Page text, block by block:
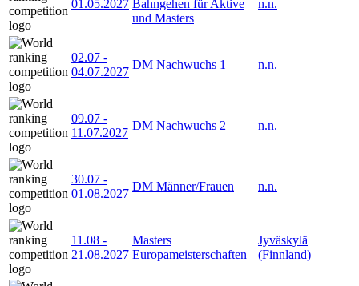
01.05.2027 Bahngehen für Aktive
und Masters
n.n.
02.07 -
04.07.2027
DM Nachwuchs 1 n.n.
09.07 -
11.07.2027
DM Nachwuchs 2 n.n.
30.07 -
01.08.2027
DM Männer/Frauen n.n.
11.08 -
21.08.2027
Masters
Europameisterschaften
Jyväskylä
(Finnland)